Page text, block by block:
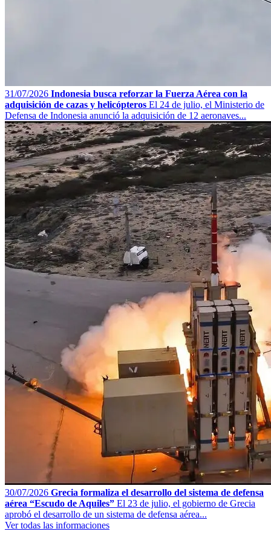
31/07/2026 Indonesia busca reforzar la Fuerza Aérea con la
adquisición de cazas y helicópteros El 24 de julio, el Ministerio de
Defensa de Indonesia anunció la adquisición de 12 aeronaves...
30/07/2026 Grecia formaliza el desarrollo del sistema de defensa
aérea “Escudo de Aquiles” El 23 de julio, el gobierno de Grecia
aprobó el desarrollo de un sistema de defensa aérea...
Ver todas las informaciones